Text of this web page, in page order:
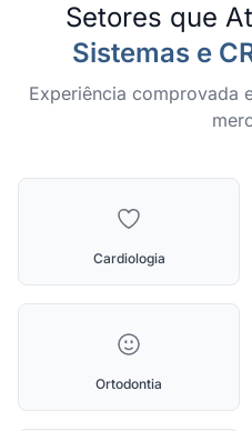
Setores que
Sistemas e
Experiência comprovada
Cardiologia
Ortodontia